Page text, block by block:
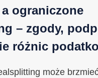
ograniczone
– zgody,
różnic
może